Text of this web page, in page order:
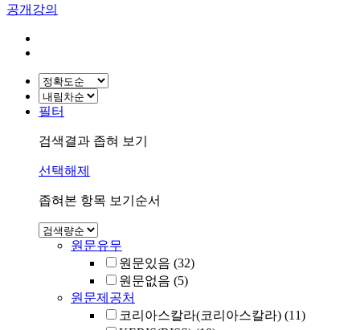
공개강의
필터
검색결과 좁혀 보기
선택해제
좁혀본 항목 보기순서
원문유무
원문있음 (32)
원문없음 (5)
원문제공처
코리아스칼라(코리아스칼라) (11)